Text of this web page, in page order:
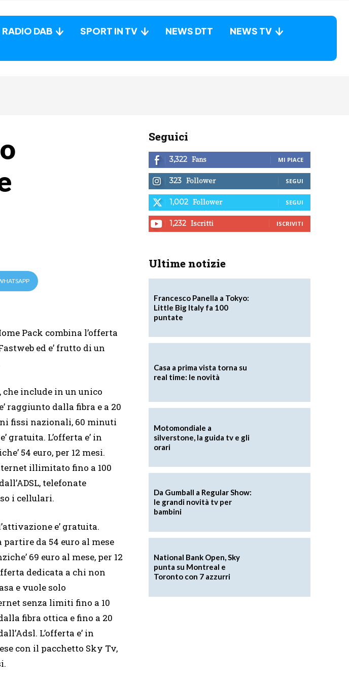
RADIO DAB SPORT IN TV NEWS DTT
NEWS TV
Pack combina l’offerta
ed e’ frutto di un
che include in un unico
raggiunto dalla fibra e a 20
fissi nazionali, 60 minuti
gratuita. L’offerta e’ in
54 euro, per 12 mesi.
illimitato fino a 100
telefonate
i cellulari.
e’ gratuita.
partire da 54 euro al mese
69 euro al mese, per 12
dedicata a chi non
e vuole solo
senza limiti fino a 10
fibra ottica e fino a 20
L’offerta e’ in
con il pacchetto Sky Tv,
Seguici
3,322 Fans MI PIACE
323 Follower SEGUI
1,002 Follower SEGUI
1,232 Iscritti ISCRIVITI
Ultime notizie
Francesco Panella a Tokyo:
Little Big Italy fa 100
puntate
Casa a prima vista torna su
real time: le novità
Motomondiale a
silverstone, la guida tv e gli
orari
Da Gumball a Regular Show:
le grandi novità tv per
bambini
National Bank Open, Sky
punta su Montreal e
Toronto con 7 azzurri